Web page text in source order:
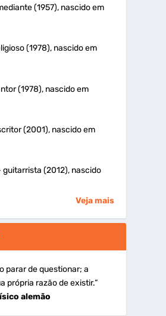
(1957), nascido em
(1978), nascido em
(1978), nascido em
(2001), nascido em
(2012), nascido
Veja mais
parar de questionar; a
própria razão de existir.”
alemão